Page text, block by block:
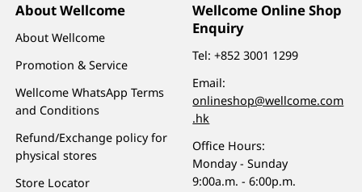
About Wellcome
About Wellcome
Promotion & Service
Wellcome WhatsApp Terms
and Conditions
Refund/Exchange policy for
physical stores
Store Locator
Wellcome Online Shop
Enquiry
Tel:+852 3001 1299
Email:
onlineshop@wellcome.com
.hk
Office Hours:
Monday - Sunday
9:00a.m. - 6:00p.m.